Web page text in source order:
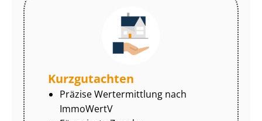
Kurzgutachten
Präzise Wertermittlung nach
ImmoWertV